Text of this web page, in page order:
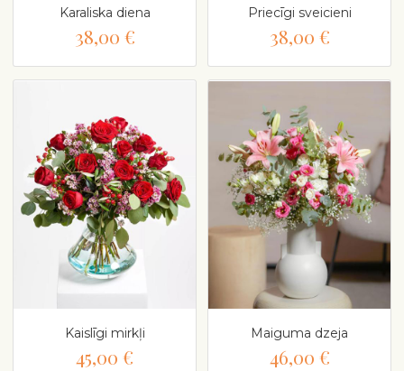
Karaliska diena
38,00 €
Priecīgi sveicieni
38,00 €
Kaislīgi mirkļi
45,00 €
Maiguma dzeja
46,00 €